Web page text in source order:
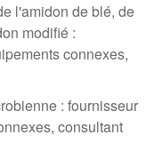
l'amidon de blé, de
modifié :
connexes,
: fournisseur
consultant